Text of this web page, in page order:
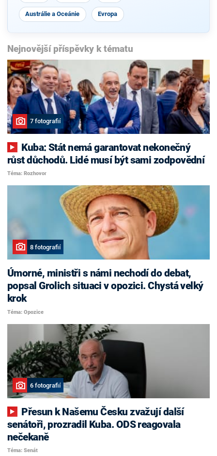
Austrálie a Oceánie Evropa
Nejnovější příspěvky k tématu
7 fotografií
růst důchodů. Lidé musí být sami zodpovědní
Téma: Rozhovor
8 fotografií
Úmorné, ministři s námi nechodí do debat,
popsal Grolich situaci v opozici. Chystá velký
krok
Téma: Opozice
6 fotografií
senátoři, prozradil Kuba. ODS reagovala
nečekaně
Téma: Senát